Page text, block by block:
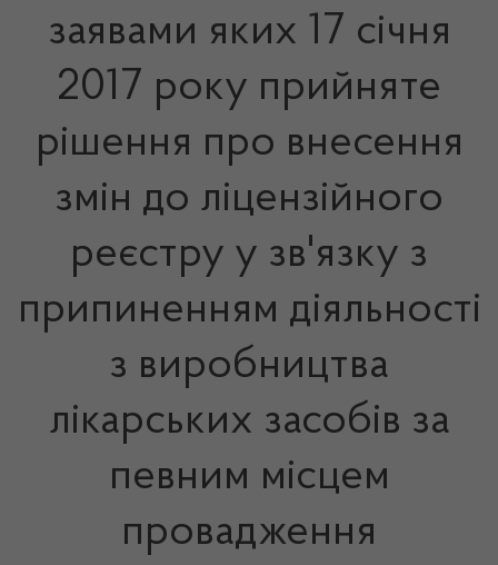
заявами яких 17 січня
2017 року прийняте
рішення про внесення
змін до ліцензійного
реєстру у зв'язку з
припиненням діяльності
з виробництва
лікарських засобів за
певним місцем
провадження